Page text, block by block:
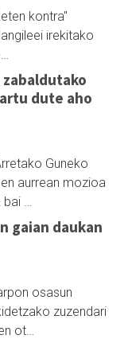
kontra"
irekitako
dute aho
Guneko
aurrean mozioa
bai …
gaian daukan
osasun
zuzendari
ot…